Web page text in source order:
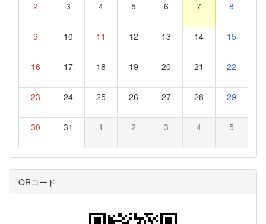
2 3 4 5 6 7 8
9 10 11 12 13 14 15
16 17 18 19 20 21 22
23 24 25 26 27 28 29
30 31 1 2 3 4 5
QRコード